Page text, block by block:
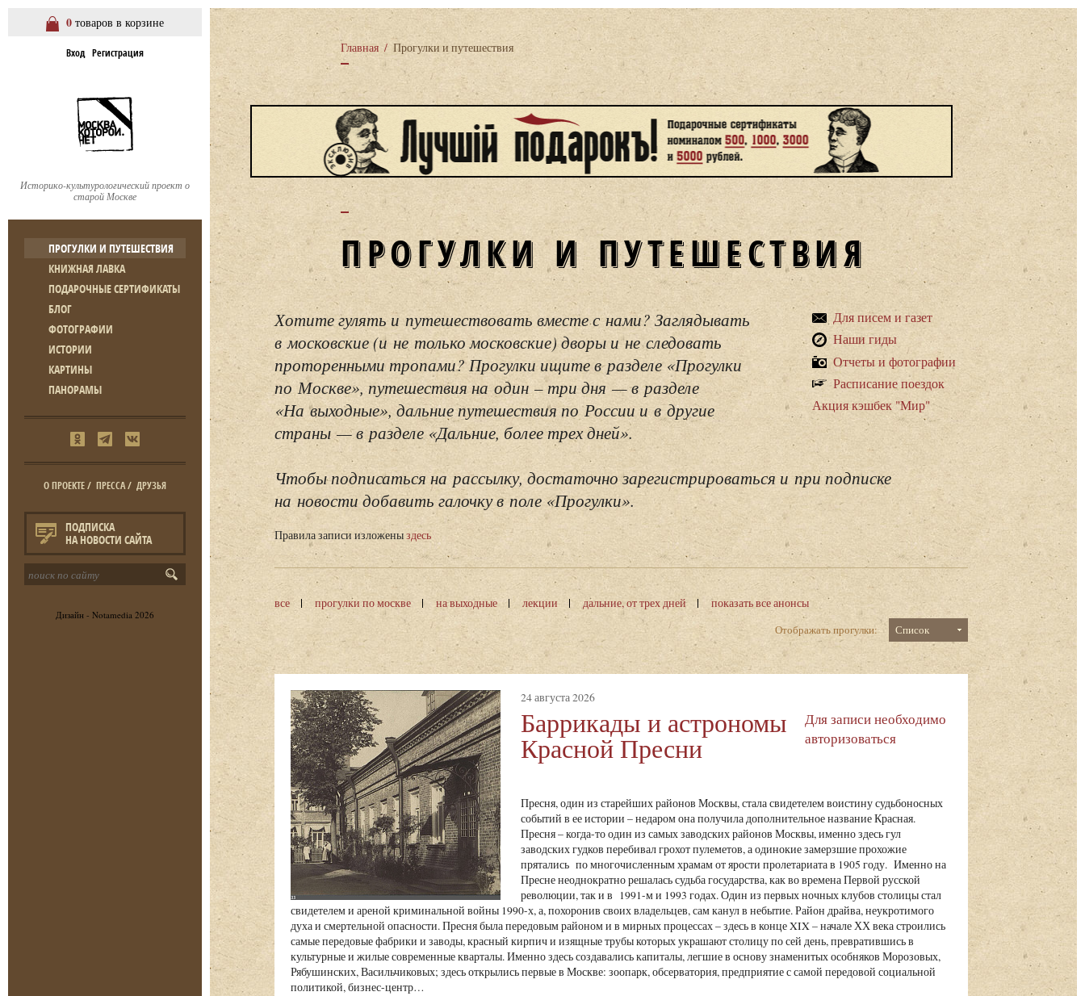
0 товаров в корзине
Вход Регистрация
Историко-культурологический проект о
старой Москве
ПРОГУЛКИ И ПУТЕШЕСТВИЯ
КНИЖНАЯ ЛАВКА
ПОДАРОЧНЫЕ СЕРТИФИКАТЫ
БЛОГ
ФОТОГРАФИИ
ИСТОРИИ
КАРТИНЫ
ПАНОРАМЫ
О ПРОЕКТЕ/ ПРЕССА/ ДРУЗЬЯ
ПОДПИСКА
НА НОВОСТИ САЙТА
Дизайн - Notamedia 2026
Главная / Прогулки и путешествия
ПРОГУЛКИ И ПУТЕШЕСТВИЯ
Для писем и газет
Наши гиды
Отчеты и фотографии
Расписание поездок
Акция кэшбек "Мир"
Хотите гулять и путешествовать вместе с нами? Заглядывать
в московские (и не только московские) дворы и не следовать
проторенными тропами? Прогулки ищите в разделе «Прогулки
по Москве», путешествия на один – три дня — в разделе
«На выходные», дальние путешествия по России и в другие
страны — в разделе «Дальние, более трех дней».
Чтобы подписаться на рассылку, достаточно зарегистрироваться и при подписке
на новости добавить галочку в поле «Прогулки».
Правила записи изложеныздесь
все прогулки по москве на выходные лекции дальние, от трех дней
показать все анонсы
Отображать прогулки:
Список
24 августа 2026
Баррикады и астрономы
Красной Пресни
Для записи необходимо
авторизоваться
Пресня, один из старейших районов Москвы, стала свидетелем воистину судьбоносных
событий в ее истории – недаром она получила дополнительное название Красная.
Пресня – когда-то один из самых заводских районов Москвы, именно здесь гул
заводских гудков перебивал грохот пулеметов, а одинокие замерзшие прохожие
прятались по многочисленным храмам от ярости пролетариата в 1905 году. Именно на
Пресне неоднократно решалась судьба государства, как во времена Первой русской
революции, так и в 1991-м и 1993 годах. Один из первых ночных клубов столицы стал
свидетелем и ареной криминальной войны 1990-х, а, похоронив своих владельцев, сам канул в небытие. Район драйва, неукротимого
духа и смертельной опасности. Пресня была передовым районом и в мирных процессах – здесь в конце XIX – начале ХХ века строились
самые передовые фабрики и заводы, красный кирпич и изящные трубы которых украшают столицу по сей день, превратившись в
культурные и жилые современные кварталы. Именно здесь создавались капиталы, легшие в основу знаменитых особняков Морозовых,
Рябушинских, Васильчиковых; здесь открылись первые в Москве: зоопарк, обсерватория, предприятие с самой передовой социальной
политикой, бизнес-центр…